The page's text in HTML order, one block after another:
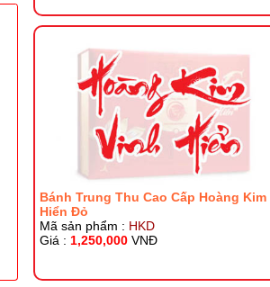
Bánh Trung Thu Cao Cấp Hoàng Kim
Hiển Đỏ
Mã sản phẩm : HKD
Giá : 1,250,000 VNĐ